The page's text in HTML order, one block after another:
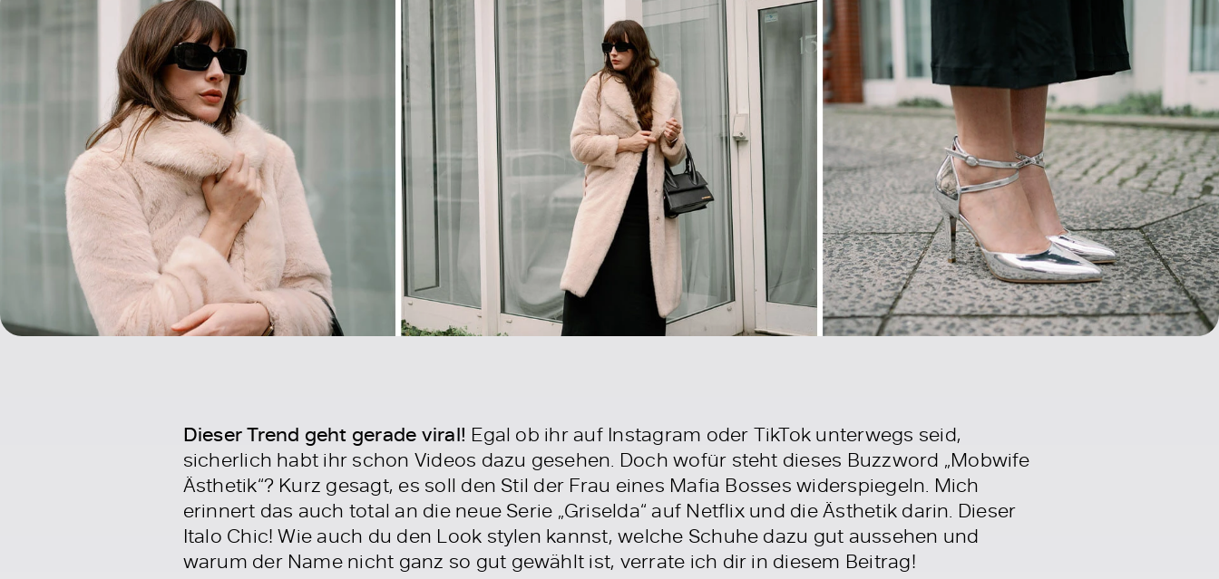
Dieser Trend geht gerade viral! Egal ob ihr auf Instagram oder TikTok unterwegs seid,
sicherlich habt ihr schon Videos dazu gesehen. Doch wofür steht dieses Buzzword „Mobwife
Ästhetik“? Kurz gesagt, es soll den Stil der Frau eines Mafia Bosses widerspiegeln. Mich
erinnert das auch total an die neue Serie „Griselda“ auf Netflix und die Ästhetik darin. Dieser
Italo Chic! Wie auch du den Look stylen kannst, welche Schuhe dazu gut aussehen und
warum der Name nicht ganz so gut gewählt ist, verrate ich dir in diesem Beitrag!